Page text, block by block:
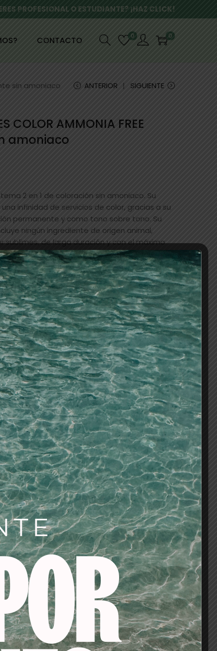
PROFESIONAL O ESTUDIANTE? ¡HAZ CLICK!
CONTACTO 0 0
tinte sin amoniaco ANTERIOR SIGUIENTE
COLOR AMMONIA FREE
amoniaco
2 en 1 de coloración sin amoniaco. Su
infinidad de servicios de color, gracias a su
permanente y como tono sobre tono. Su
ningún ingrediente de origen animal,
sublimes, de larga duración y con el máximo
capilar.
AL CARRITO
baño de color/oxigenadas,VEGANO
de servicios
(tono sobre